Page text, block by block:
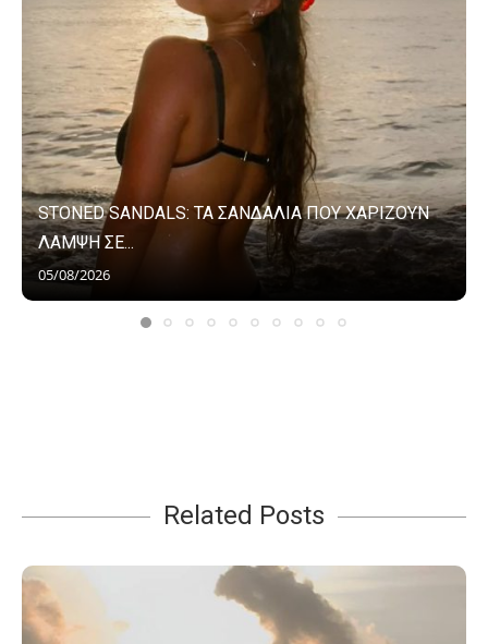
STONED SANDALS: ΤΑ ΣΑΝΔΑΛΙΑ ΠΟΥ ΧΑΡΙΖΟΥΝ
ΛΑΜΨΗ ΣΕ...
05/08/2026
Related Posts